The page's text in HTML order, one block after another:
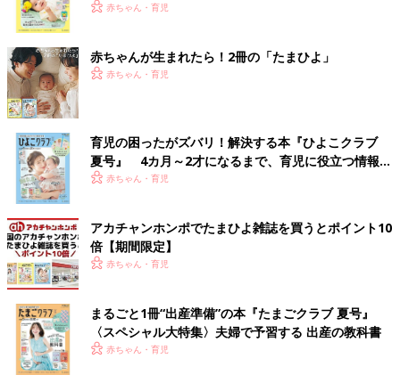
く！ おっぱい・ミルクの基本と夏のトラブル 解決テ
赤ちゃん・育児
赤ちゃんが生まれたら！2冊の「たまひよ」
赤ちゃん・育児
育児の困ったがズバリ！解決する本『ひよこクラブ
夏号』 4カ月～2才になるまで、育児に役立つ情報が
いっぱい！
赤ちゃん・育児
アカチャンホンポでたまひよ雑誌を買うとポイント10
倍【期間限定】
赤ちゃん・育児
まるごと1冊“出産準備”の本『たまごクラブ 夏号』
〈スペシャル大特集〉夫婦で予習する 出産の教科書
赤ちゃん・育児